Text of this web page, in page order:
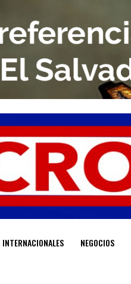
INTERNACIONALES NEGOCIOS